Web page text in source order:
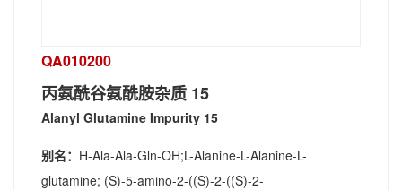
QA010200
丙氨酰谷氨酰胺杂质 15
Alanyl Glutamine Impurity 15
别名： H-Ala-Ala-Gln-OH;L-Alanine-L-Alanine-L-
glutamine; (S)-5-amino-2-((S)-2-((S)-2-